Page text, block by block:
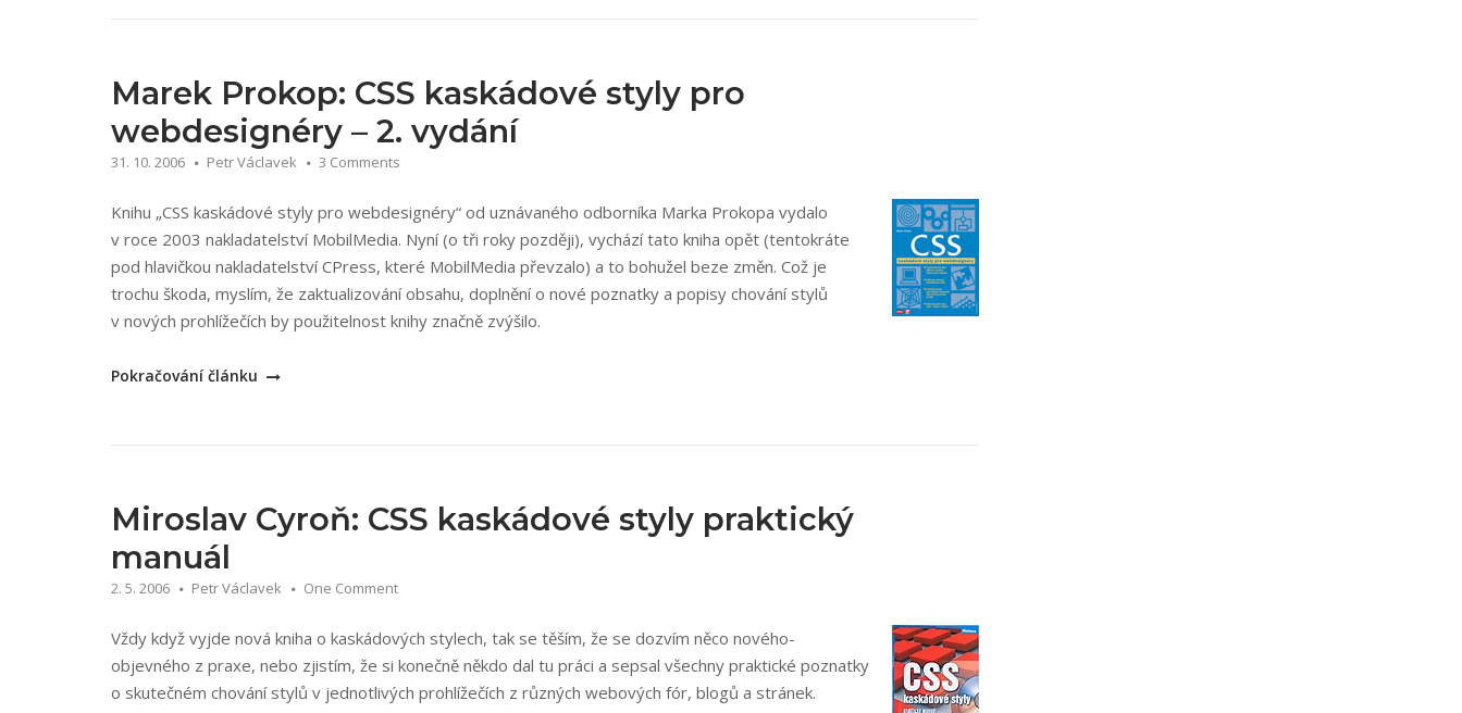
k
použití
–
řešení“
Marek Prokop: CSS kaskádové styly pro
webdesignéry – 2. vydání
31. 10. 2006 Petr Václavek 3 Comments
Knihu „CSS kaskádové styly pro webdesignéry“ od uznávaného odborníka Marka Prokopa vydalo
v roce 2003 nakladatelství MobilMedia. Nyní (o tři roky později), vychází tato kniha opět (tentokráte
pod hlavičkou nakladatelství CPress, které MobilMedia převzalo) a to bohužel beze změn. Což je
trochu škoda, myslím, že zaktualizování obsahu, doplnění o nové poznatky a popisy chování stylů
v nových prohlížečích by použitelnost knihy značně zvýšilo.
„Marek
pro
–
2.
Pokračování článku
Miroslav Cyroň: CSS kaskádové styly praktický
manuál
2. 5. 2006 Petr Václavek One Comment
Vždy když vyjde nová kniha o kaskádových stylech, tak se těším, že se dozvím něco nového-
objevného z praxe, nebo zjistím, že si konečně někdo dal tu práci a sepsal všechny praktické poznatky
o skutečném chování stylů v jednotlivých prohlížečích z různých webových fór, blogů a stránek.